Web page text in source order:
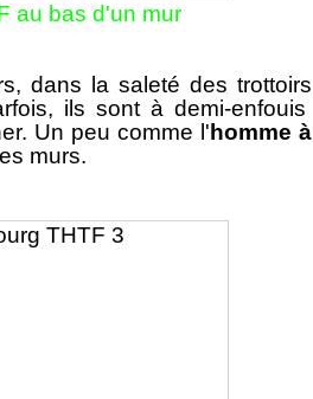
au bas d'un mur
dans la saleté des trottoirs
ils sont à demi-enfouis
Un peu comme l'homme à
murs.